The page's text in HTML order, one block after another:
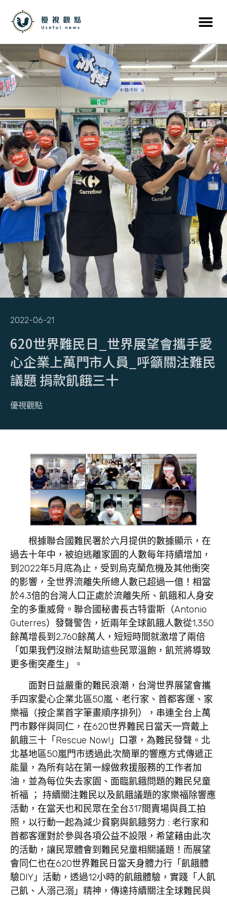
2022-06-21
620世界難民日_世界展望會攜手愛
心企業上萬門市人員_呼籲關注難民
議題 捐款飢餓三十
優視觀點
根據聯合國難民署於六月提供的數據顯示，在
過去十年中，被迫逃離家園的人數每年持續增加，
到2022年5月底為止，受到烏克蘭危機及其他衝突
的影響，全世界流離失所總人數已超過一億！相當
於4.3倍的台灣人口正處於流離失所、飢餓和人身安
全的多重威脅。聯合國秘書長古特雷斯（Antonio
Guterres）發聲警告，近兩年全球飢餓人數從1,350
餘萬增長到2,760餘萬人，短短時間就激增了兩倍
「如果我們沒辦法幫助這些民眾溫飽，飢荒將導致
更多衝突產生」。
面對日益嚴重的難民浪潮，台灣世界展望會攜
手四家愛心企業北區50嵐、老行家、首都客運、家
樂福（按企業首字筆畫順序排列），串連全台上萬
門市夥伴與同仁，在620世界難民日當天一齊戴上
飢餓三十「Rescue Now!」口罩，為難民發聲。北
北基地區50嵐門市透過此次簡單的響應方式傳遞正
能量，為所有站在第一線做救援服務的工作者加
油，並為每位失去家園、面臨飢餓問題的難民兒童
祈福 ； 持續關注難民以及飢餓議題的家樂福除響應
活動，在當天也和民眾在全台317間賣場與員工拍
照，以行動一起為減少貧窮與飢餓努力 ; 老行家和
首都客運對於參與各項公益不設限，希望藉由此次
的活動，讓民眾體會到難民兒童相關議題！而展望
會同仁也在620世界難民日當天身體力行「飢餓體
驗DIY」活動，透過12小時的飢餓體驗，實踐「人飢
己飢、人溺己溺」精神，傳達持續關注全球難民與